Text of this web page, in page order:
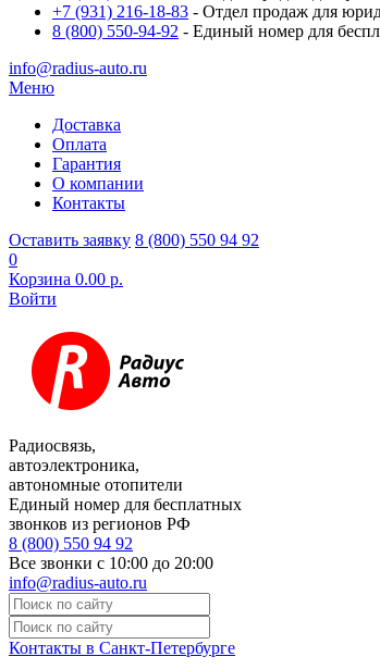
+7 (931) 216-18-83 - Отдел продаж для
8 (800) 550-94-92 - Единый номер для
info@radius-auto.ru
Меню
Доставка
Оплата
Гарантия
О компании
Контакты
Оставить заявку 8 (800) 550 94 92
0
Корзина 0.00 р.
Войти
Радиосвязь,
автоэлектроника,
автономные отопители
Единый номер для бесплатных
звонков из регионов РФ
8 (800) 550 94 92
Все звонки с 10:00 до 20:00
info@radius-auto.ru
Контакты в Санкт-Петербурге